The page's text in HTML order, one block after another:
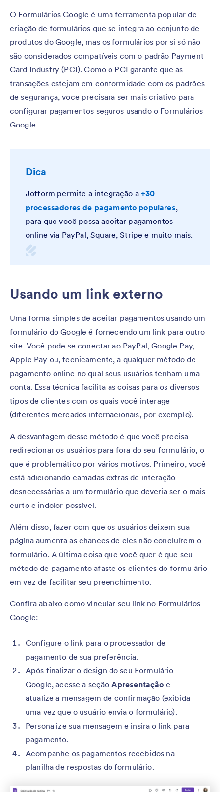
O Formulários Google é uma ferramenta popular de
criação de formulários que se integra ao conjunto de
produtos do Google, mas os formulários por si só não
são considerados compatíveis com o padrão Payment
Card Industry (PCI). Como o PCI garante que as
transações estejam em conformidade com os padrões
de segurança, você precisará ser mais criativo para
configurar pagamentos seguros usando o Formulários
Google.
Dica
Jotform permite a integração a +30
processadores de pagamento populares,
para que você possa aceitar pagamentos
online via PayPal, Square, Stripe e muito mais.
Usando um link externo
Uma forma simples de aceitar pagamentos usando um
formulário do Google é fornecendo um link para outro
site. Você pode se conectar ao PayPal, Google Pay,
Apple Pay ou, tecnicamente, a qualquer método de
pagamento online no qual seus usuários tenham uma
conta. Essa técnica facilita as coisas para os diversos
tipos de clientes com os quais você interage
(diferentes mercados internacionais, por exemplo).
A desvantagem desse método é que você precisa
redirecionar os usuários para fora do seu formulário, o
que é problemático por vários motivos. Primeiro, você
está adicionando camadas extras de interação
desnecessárias a um formulário que deveria ser o mais
curto e indolor possível.
Além disso, fazer com que os usuários deixem sua
página aumenta as chances de eles não concluírem o
formulário. A última coisa que você quer é que seu
método de pagamento afaste os clientes do formulário
em vez de facilitar seu preenchimento.
Confira abaixo como vincular seu link no Formulários
Google:
Configure o link para o processador de
pagamento de sua preferência.
Após finalizar o design do seu Formulário
Google, acesse a seção Apresentação e
atualize a mensagem de confirmação (exibida
uma vez que o usuário envia o formulário).
Personalize sua mensagem e insira o link para
pagamento.
Acompanhe os pagamentos recebidos na
planilha de respostas do formulário.